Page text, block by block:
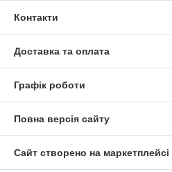
Контакти
Доставка та оплата
Графік роботи
Повна версія сайту
Сайт створено на маркетплейсі